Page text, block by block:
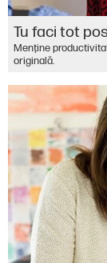
Tu faci tot
Menţine
originală.